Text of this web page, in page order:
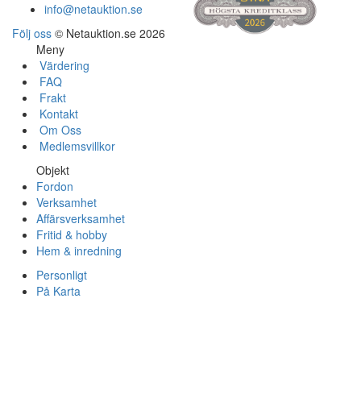
info@netauktion.se
Följ oss © Netauktion.se 2026
Meny
Värdering
FAQ
Frakt
Kontakt
Om Oss
Medlemsvillkor
Objekt
Fordon
Verksamhet
Affärsverksamhet
Fritid & hobby
Hem & inredning
Personligt
På Karta